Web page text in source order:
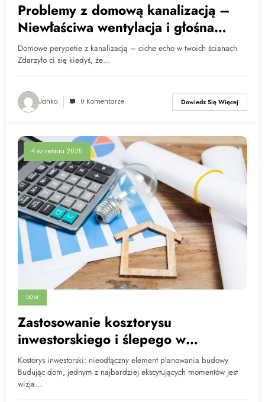
Problemy z domową kanalizacją –
Niewłaściwa wentylacja i głośna
praca rur
Domowe perypetie z kanalizacją – ciche echo w twoich ścianach
Zdarzyło ci się kiedyś, że…
Janka 0 Komentarze Dowiedz Się Więcej
4 września 2025
DOM
Zastosowanie kosztorysu
inwestorskiego i ślepego w
planowaniu i realizacji budowy domu
Kostorys inwestorski: nieodłączny element planowania budowy
Budując dom, jednym z najbardziej ekscytujących momentów jest
wizja…